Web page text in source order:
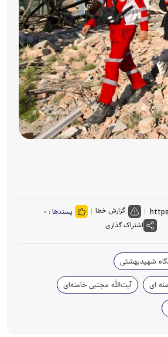
گزارش خطا پسندها : ۰
اشتراک گذاری
شهیدبهشتی
ای
آیت‌الله مجتبی خامنه‌ای